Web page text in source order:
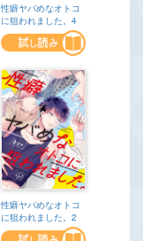
性癖ヤバめなオトコ
に狙われました。4
性癖ヤバめなオトコ
に狙われました。2